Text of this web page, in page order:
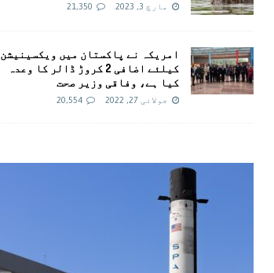
مارچ 3, 2023 21,350
امريکہ نے پاکستان میں ویکسینیشن
کیلئے اضافی 2 کروڑ ڈالر کا وعدہ
کیا ہے، وفاقی وزیر صحت
جولائی 27, 2022 20,554